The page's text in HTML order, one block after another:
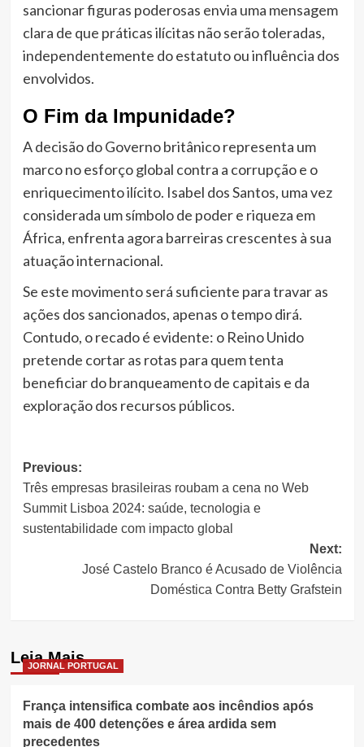
sancionar figuras poderosas envia uma mensagem
clara de que práticas ilícitas não serão toleradas,
independentemente do estatuto ou influência dos
envolvidos.
O Fim da Impunidade?
A decisão do Governo britânico representa um
marco no esforço global contra a corrupção e o
enriquecimento ilícito. Isabel dos Santos, uma vez
considerada um símbolo de poder e riqueza em
África, enfrenta agora barreiras crescentes à sua
atuação internacional.
Se este movimento será suficiente para travar as
ações dos sancionados, apenas o tempo dirá.
Contudo, o recado é evidente: o Reino Unido
pretende cortar as rotas para quem tenta
beneficiar do branqueamento de capitais e da
exploração dos recursos públicos.
Post
navigation
Previous:
Três empresas brasileiras roubam a cena no Web
Summit Lisboa 2024: saúde, tecnologia e
sustentabilidade com impacto global
Next:
José Castelo Branco é Acusado de Violência
Doméstica Contra Betty Grafstein
Leia Mais
JORNAL PORTUGAL
França intensifica combate aos incêndios após
mais de 400 detenções e área ardida sem
precedentes